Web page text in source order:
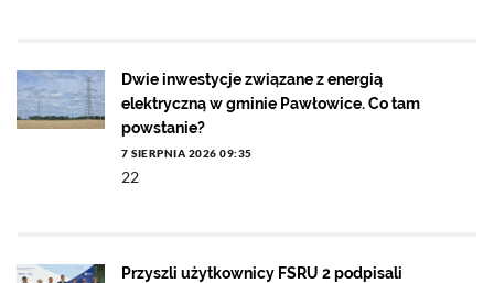
Dwie inwestycje związane z energią
elektryczną w gminie Pawłowice. Co tam
powstanie?
7 SIERPNIA 2026 09:35
22
Przyszli użytkownicy FSRU 2 podpisali